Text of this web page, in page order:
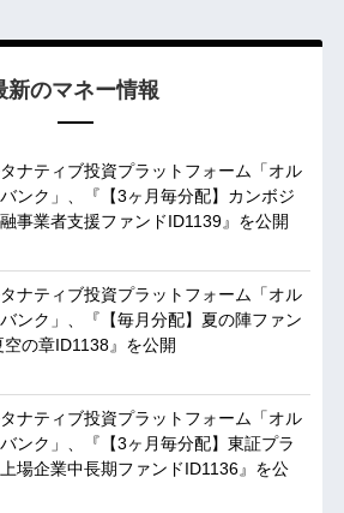
新のマネー情報
ナティブ投資プラットフォーム「オル
ンク」、『【3ヶ月毎分配】カンボジ
事業者支援ファンドID1139』を公開
ナティブ投資プラットフォーム「オル
ンク」、『【毎月分配】夏の陣ファン
空の章ID1138』を公開
ナティブ投資プラットフォーム「オル
ンク」、『【3ヶ月毎分配】東証プラ
場企業中長期ファンドID1136』を公